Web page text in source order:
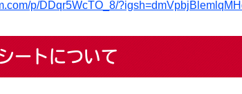
p/DDqr5WcTO_8/
ートについて